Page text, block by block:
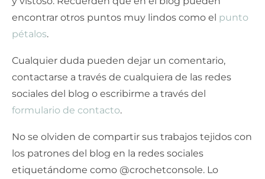
encontrar otros puntos muy lindos como el punto
pétalos.
Cualquier duda pueden dejar un comentario,
contactarse a través de cualquiera de las redes
sociales del blog o escribirme a través del
formulario de contacto.
No se olviden de compartir sus trabajos tejidos con
los patrones del blog en la redes sociales
etiquetándome como @crochetconsole. Lo